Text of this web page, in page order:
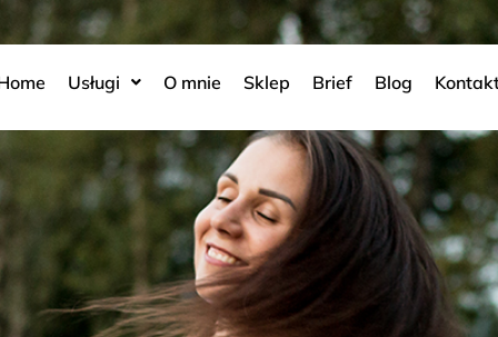
Usługi O mnie Sklep Brief Blog